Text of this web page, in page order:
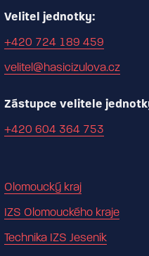
Velitel jednotky:
+420 724 189 459
velitel@hasicizulova.cz
Zástupce velitele
+420 604 364 753
Olomoucký kraj
IZS Olomouckého kraje
Technika IZS Jeseník